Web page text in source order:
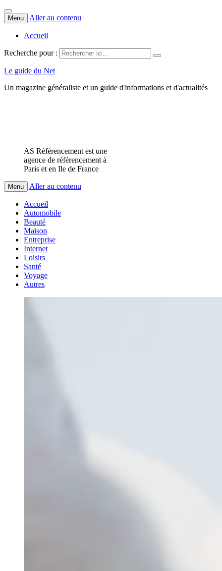
Menu Aller au contenu
Accueil
Recherche pour :
Le guide du Net
Un magazine généraliste et un guide d'informations et d'actualités
AS Référencement est une
agence de référencement à
Paris et en Ile de France
Menu Aller au contenu
Accueil
Automobile
Beauté
Maison
Entreprise
Internet
Loisirs
Santé
Voyage
Autres